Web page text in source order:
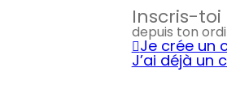
Inscris-toi
depuis ton
Je crée un
J’ai déjà un